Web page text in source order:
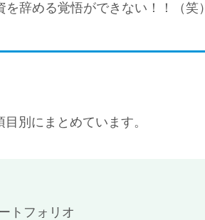
を辞める覚悟ができない！！（笑）
別にまとめています。
トフォリオ